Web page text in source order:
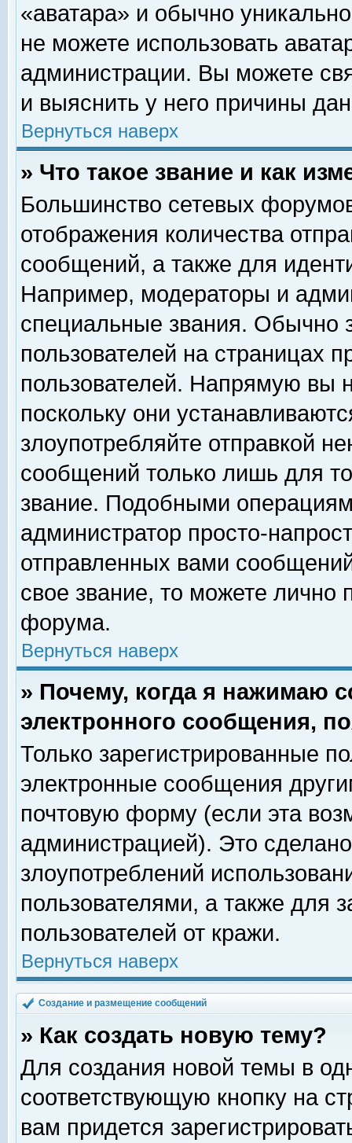
«аватара» и обычно
не можете использовать
администрации. Вы можете
и выяснить у него причины
Вернуться наверх
» Что такое звание и как
Большинство сетевых
отображения количества
сообщений, а также для
Например, модераторы и
специальные звания. Обычно
пользователей на страницах
пользователей. Напрямую вы
поскольку они
злоупотребляйте отправкой
сообщений только лишь для
звание. Подобными
администратор просто-
отправленных вами
свое звание, то можете лично
форума.
Вернуться наверх
» Почему, когда я нажимаю
электронного сообщения,
Только зарегистрированные
электронные сообщения
почтовую форму (если эта
администрацией). Это
злоупотреблений
пользователями, а также для
пользователей от кражи.
Вернуться наверх
Создание и размещение сообщений
» Как создать новую тему?
Для создания новой темы в
соответствующую кнопку на
вам придется